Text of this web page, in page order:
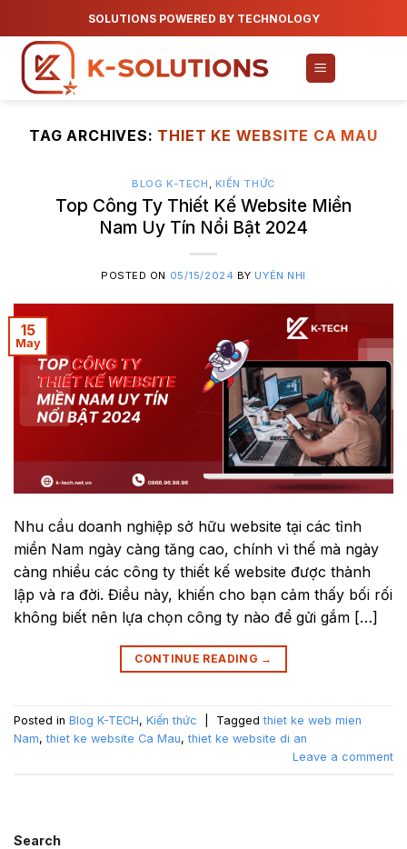
to
content
SOLUTIONS POWERED BY TECHNOLOGY
TAG ARCHIVES: THIET KE WEBSITE CA MAU
BLOG K-TECH , KIẾN THỨC
Top Công Ty Thiết Kế Website Miền
Nam Uy Tín Nổi Bật 2024
POSTED ON 05/15/2024 BY UYÊN NHI
15
May
Nhu cầu doanh nghiệp sở hữu website tại các tỉnh
miền Nam ngày càng tăng cao, chính vì thế mà ngày
càng nhiều các công ty thiết kế website được thành
lập và ra đời. Điều này, khiến cho bạn cảm thấy bối rối
không biết nên lựa chọn công ty nào để gửi gắm […]
CONTINUE READING →
Posted in Blog K-TECH, Kiến thức Taggedthiet ke web mien
Nam,thiet ke website Ca Mau,thiet ke website di an
Leave a comment
Search